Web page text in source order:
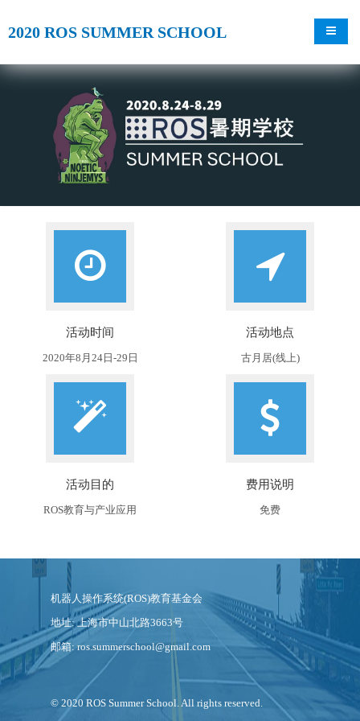
2020 ROS SUMMER SCHOOL 导航
活动时间
2020年8月24日-29日
活动地点
古月居(线上)
活动目的
ROS教育与产业应用
费用说明
免费
机器人操作系统(ROS)教育基金会
地址: 上海市中山北路3663号
邮箱: ros.summerschool@gmail.com
© 2020 ROS Summer School. All rights reserved.